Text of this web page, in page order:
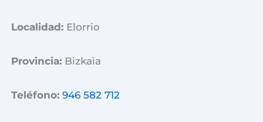
Localidad: Elorrio
Provincia: Bizkaia
Teléfono: 946 582 712